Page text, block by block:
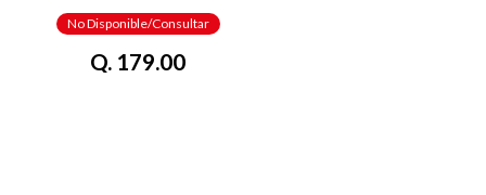
No Disponible/Consultar
Q. 179.00